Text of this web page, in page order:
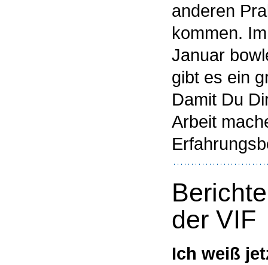
anderen
kommen.
Januar
gibt es ein
Damit Du
Arbeit
der VIF
Ich weiß